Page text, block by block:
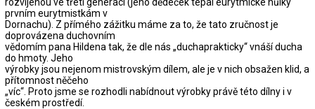
prvním eurytmistkám v
Dornachu). Z přímého zážitku máme za to, že tato zručnost je
doprovázena duchovním
vědomím pana Hildena tak, že dle nás „duchaprakticky“ vnáší ducha
do hmoty. Jeho
výrobky jsou nejenom mistrovským dílem, ale je v nich obsažen klid, a
přítomnost něčeho
„víc“. Proto jsme se rozhodli nabídnout výrobky právě této dílny i v
českém prostředí.